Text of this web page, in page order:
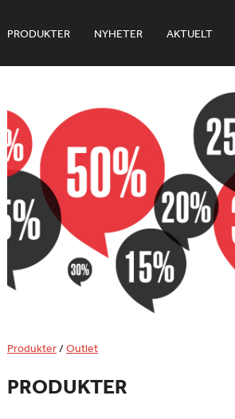
PRODUKTER NYHETER AKTUELT
Produkter/Outlet
PRODUKTER